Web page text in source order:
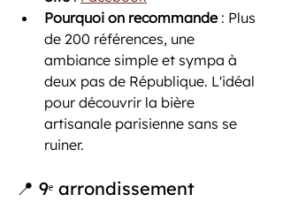
Pourquoi on recommande : Plus
de 200 références, une
ambiance simple et sympa à
deux pas de République. L'idéal
pour découvrir la bière
artisanale parisienne sans se
ruiner.
📍 9ᵉ arrondissement